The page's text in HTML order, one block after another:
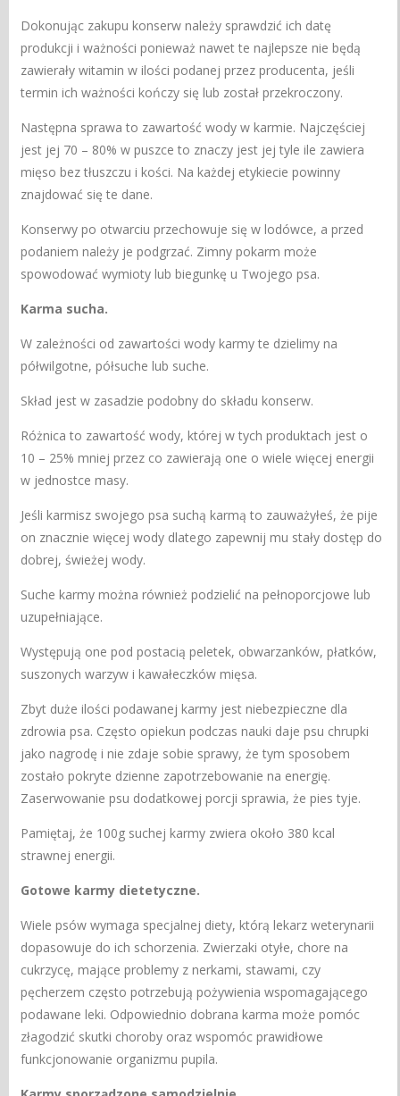
Dokonując zakupu konserw należy sprawdzić ich datę
produkcji i ważności ponieważ nawet te najlepsze nie będą
zawierały witamin w ilości podanej przez producenta, jeśli
termin ich ważności kończy się lub został przekroczony.
Następna sprawa to zawartość wody w karmie. Najczęściej
jest jej 70 – 80% w puszce to znaczy jest jej tyle ile zawiera
mięso bez tłuszczu i kości. Na każdej etykiecie powinny
znajdować się te dane.
Konserwy po otwarciu przechowuje się w lodówce, a przed
podaniem należy je podgrzać. Zimny pokarm może
spowodować wymioty lub biegunkę u Twojego psa.
Karma sucha.
W zależności od zawartości wody karmy te dzielimy na
półwilgotne, półsuche lub suche.
Skład jest w zasadzie podobny do składu konserw.
Różnica to zawartość wody, której w tych produktach jest o
10 – 25% mniej przez co zawierają one o wiele więcej energii
w jednostce masy.
Jeśli karmisz swojego psa suchą karmą to zauważyłeś, że pije
on znacznie więcej wody dlatego zapewnij mu stały dostęp do
dobrej, świeżej wody.
Suche karmy można również podzielić na pełnoporcjowe lub
uzupełniające.
Występują one pod postacią peletek, obwarzanków, płatków,
suszonych warzyw i kawałeczków mięsa.
Zbyt duże ilości podawanej karmy jest niebezpieczne dla
zdrowia psa. Często opiekun podczas nauki daje psu chrupki
jako nagrodę i nie zdaje sobie sprawy, że tym sposobem
zostało pokryte dzienne zapotrzebowanie na energię.
Zaserwowanie psu dodatkowej porcji sprawia, że pies tyje.
Pamiętaj, że 100g suchej karmy zwiera około 380 kcal
strawnej energii.
Gotowe karmy dietetyczne.
Wiele psów wymaga specjalnej diety, którą lekarz weterynarii
dopasowuje do ich schorzenia. Zwierzaki otyłe, chore na
cukrzycę, mające problemy z nerkami, stawami, czy
pęcherzem często potrzebują pożywienia wspomagającego
podawane leki. Odpowiednio dobrana karma może pomóc
złagodzić skutki choroby oraz wspomóc prawidłowe
funkcjonowanie organizmu pupila.